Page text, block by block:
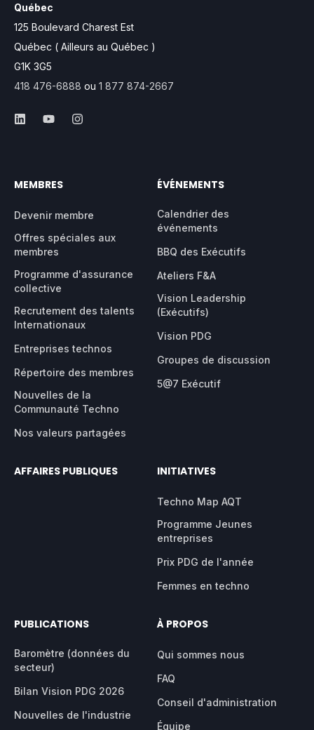
Québec
125 Boulevard Charest Est
Québec ( Ailleurs au Québec )
G1K 3G5
418 476-6888 ou 1 877 874-2667
MEMBRES
Devenir membre
Offres spéciales aux
membres
Programme d'assurance
collective
Recrutement des talents
Internationaux
Entreprises technos
Répertoire des membres
Nouvelles de la
Communauté Techno
Nos valeurs partagées
ÉVÉNEMENTS
Calendrier des
événements
BBQ des Exécutifs
Ateliers F&A
Vision Leadership
(Exécutifs)
Vision PDG
Groupes de discussion
5@7 Exécutif
AFFAIRES PUBLIQUES INITIATIVES
Techno Map AQT
Programme Jeunes
entreprises
Prix PDG de l'année
Femmes en techno
PUBLICATIONS
Baromètre (données du
secteur)
Bilan Vision PDG 2026
Nouvelles de l'industrie
À PROPOS
Qui sommes nous
FAQ
Conseil d'administration
Équipe